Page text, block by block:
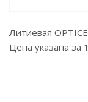
Литиевая
Цена указана за